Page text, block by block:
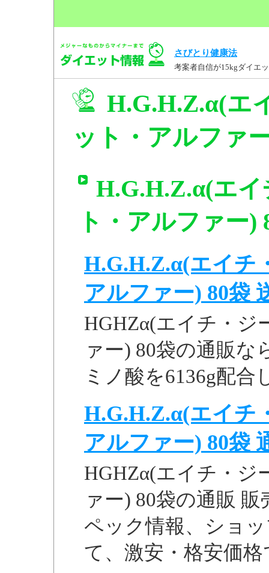
さびとり健康法
考案者自信が15kgダイエ
H.G.H.Z.α(エ
ット・アルファ
H.G.H.Z.α(エ
ト・アルファー)
H.G.H.Z.α(エイチ
アルファー) 80袋
HGHZα(エイチ・ジ
ァー) 80袋の通販
ミノ酸を6136g配合
H.G.H.Z.α(エイチ
アルファー) 80袋
HGHZα(エイチ・ジ
ァー) 80袋の通販
ペック情報、ショ
て、激安・格安価